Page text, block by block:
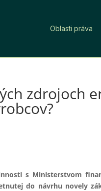
Oblasti práva
zdrojoch
s Ministerstvom
do návrhu novely